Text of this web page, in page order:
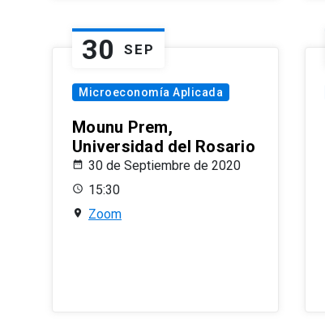
30 SEP
Microeconomía Aplicada
Mounu Prem,
Universidad del Rosario
30 de Septiembre de 2020
15:30
Zoom